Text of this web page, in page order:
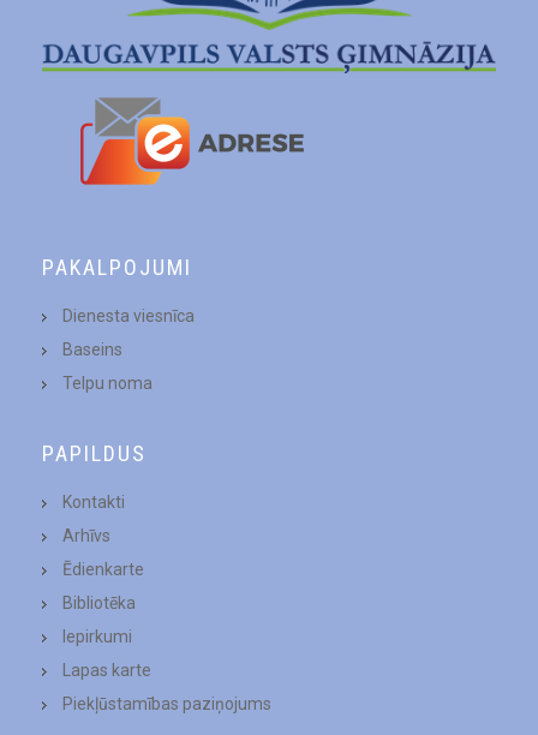
PAKALPOJUMI
Dienesta viesnīca
Baseins
Telpu noma
PAPILDUS
Kontakti
Arhīvs
Ēdienkarte
Bibliotēka
Iepirkumi
Lapas karte
Piekļūstamības paziņojums